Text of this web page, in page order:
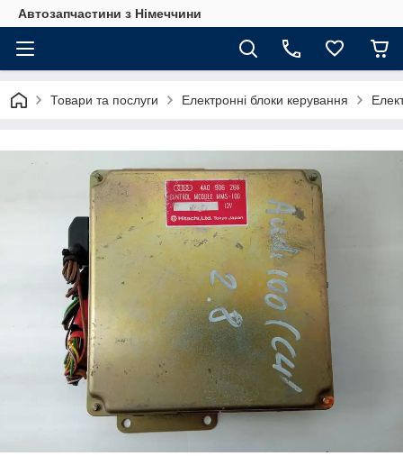
Автозапчастини з Німеччини
Товари та послуги Електронні блоки керування